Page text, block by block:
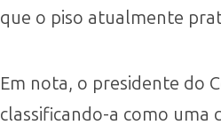
que o piso atualmente
Em nota, o presidente do
classificando-a como uma